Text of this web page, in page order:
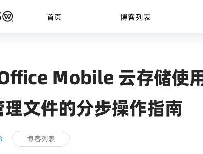
首页 博客列表
Mobile 云存储使
文件的分步操作指南
博客列表